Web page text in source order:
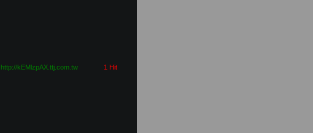
http://kEMlzpAX.ttj.com.tw 1 Hit